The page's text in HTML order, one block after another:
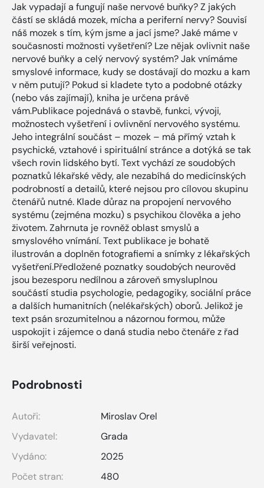
Jak vypadají a fungují naše nervové buňky? Z jakých
částí se skládá mozek, mícha a periferní nervy? Souvisí
náš mozek s tím, kým jsme a jací jsme? Jaké máme v
současnosti možnosti vyšetření? Lze nějak ovlivnit naše
nervové buňky a celý nervový systém? Jak vnímáme
smyslové informace, kudy se dostávají do mozku a kam
v něm putují? Pokud si kladete tyto a podobné otázky
(nebo vás zajímají), kniha je určena právě
vám.Publikace pojednává o stavbě, funkci, vývoji,
možnostech vyšetření i ovlivnění nervového systému.
Jeho integrální součást – mozek – má přímý vztah k
psychické, vztahové i spirituální stránce a dotýká se tak
všech rovin lidského bytí. Text vychází ze soudobých
poznatků lékařské vědy, ale nezabíhá do medicínských
podrobností a detailů, které nejsou pro cílovou skupinu
čtenářů nutné. Klade důraz na propojení nervového
systému (zejména mozku) s psychikou člověka a jeho
životem. Zahrnuta je rovněž oblast smyslů a
smyslového vnímání. Text publikace je bohatě
ilustrován a doplněn fotografiemi a snímky z lékařských
vyšetření.Předložené poznatky soudobých neurověd
jsou bezesporu nedílnou a zároveň smysluplnou
součástí studia psychologie, pedagogiky, sociální práce
a dalších humanitních (nelékařských) oborů. Jelikož je
text psán srozumitelnou a názornou formou, může
uspokojit i zájemce o daná studia nebo čtenáře z řad
širší veřejnosti.
Podrobnosti
Autoři:
Miroslav Orel
Vydavatel:
Grada
Vydáno:
2025
Počet stran:
480